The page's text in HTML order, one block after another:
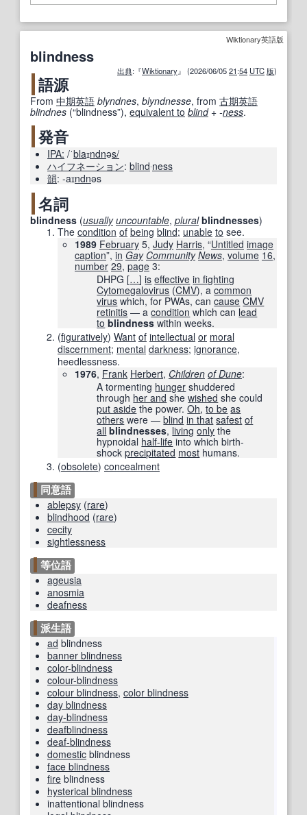
Wiktionary英語版
blindness
出典:『Wiktionary』 (2026/06/0521:54 UTC 版)
語源
From 中期英語 blyndnes, blyndnesse, from 古期英語
blindnes (“blindness”), equivalent to blind+‎ -ness.
発音
IPA: /ˈblaɪndnəs/
ハイフネーション: blind‧ness
韻: -aɪndnəs
名詞
blindness (usually uncountable, plural blindnesses)
The condition of being blind; unable to see.
1989 February 5, Judy Harris, “Untitled image
caption”, in Gay Community News, volume 16,
number 29, page 3:
DHPG […] is effective in fighting
Cytomegalovirus (CMV), acommon
virus which, for PWAs, cancause CMV
retinitis — acondition which can lead
to blindness within weeks.
(figuratively) Want of intellectual or moral
discernment; mental darkness; ignorance,
heedlessness.
1976, Frank Herbert, Children of Dune:
A tormenting hunger shuddered
through her and shewished she could
put aside the power.Oh,to be as
others were —blind in that safest of
all blindnesses, living only the
hypnoidal half-life into which birth-
shockprecipitated most humans.
(obsolete) concealment
同意語
ablepsy (rare)
blindhood (rare)
cecity
sightlessness
等位語
ageusia
anosmia
deafness
派生語
ad blindness
banner blindness
color-blindness
colour-blindness
colour blindness, color blindness
day blindness
day-blindness
deafblindness
deaf-blindness
domestic blindness
face blindness
fire blindness
hysterical blindness
inattentional blindness